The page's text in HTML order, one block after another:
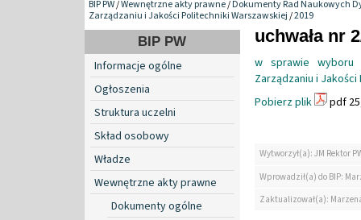
BIP PW/Wewnętrzne akty prawne/Dokumenty Rad Naukowych
Zarządzaniu i Jakości Politechniki Warszawskiej/2019
BIP PW
Informacje ogólne
Ogłoszenia
Struktura uczelni
Skład osobowy
Władze
Wewnętrzne akty prawne
Dokumenty ogólne
uchwała nr
w sprawie wyboru
Zarządzaniu i
Pobierz plik
pdf
Wytworzył(a): JM Rektor
Wprowadził(a) do BIP:
Zaktualizował(a):